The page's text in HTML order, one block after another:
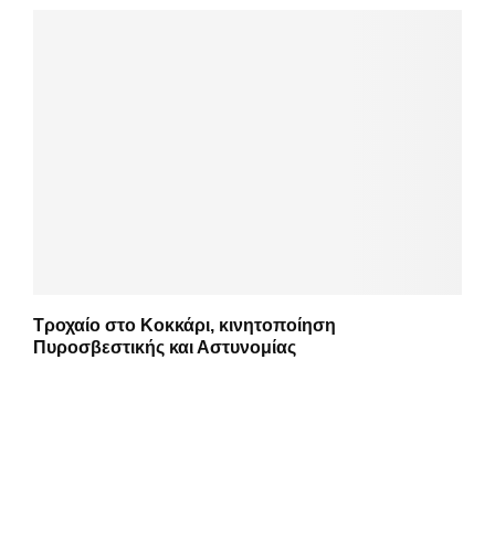
Τροχαίο στο Κοκκάρι, κινητοποίηση
Πυροσβεστικής και Αστυνομίας